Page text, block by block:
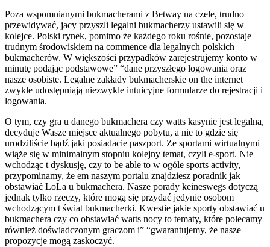
Poza wspomnianymi bukmacherami z Betway na czele, trudno
przewidywać, jacy przyszli legalni bukmacherzy ustawili się w
kolejce. Polski rynek, pomimo że każdego roku rośnie, pozostaje
trudnym środowiskiem na commence dla legalnych polskich
bukmacherów. W większości przypadków zarejestrujemy konto w
minutę podając podstawowe” “dane przyszłego logowania oraz
nasze osobiste. Legalne zakłady bukmacherskie on the internet
zwykle udostępniają niezwykle intuicyjne formularze do rejestracji i
logowania.
O tym, czy gra u danego bukmachera czy watts kasynie jest legalna,
decyduje Wasze miejsce aktualnego pobytu, a nie to gdzie się
urodziliście bądź jaki posiadacie paszport. Ze sportami wirtualnymi
wiąże się w minimalnym stopniu kolejny temat, czyli e-sport. Nie
wchodząc t dyskusję, czy to be able to w ogóle sports activity,
przypominamy, że em naszym portalu znajdziesz poradnik jak
obstawiać LoLa u bukmachera. Nasze porady keineswegs dotyczą
jednak tylko rzeczy, które mogą się przydać jedynie osobom
wchodzącym t świat bukmacherki. Kwestie jakie sporty obstawiać u
bukmachera czy co obstawiać watts nocy to tematy, które polecamy
również doświadczonym graczom i” “gwarantujemy, że nasze
propozycje mogą zaskoczyć.